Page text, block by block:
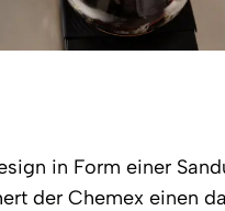
in Form einer
der Chemex einen